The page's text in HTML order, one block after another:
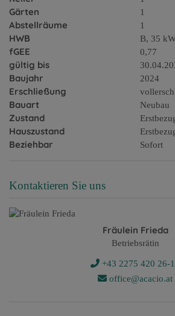
Gärten 1
Abstellräume 1
HWB B, 35
fGEE 0,77
gültig bis
Baujahr 2024
Erschließung
Bauart Neubau
Zustand
Hauszustand
Beziehbar Sofort
Kontaktieren Sie uns
Fräulein Frieda
Betriebsrätin
+43 2275 420 26-
office@acacio.at